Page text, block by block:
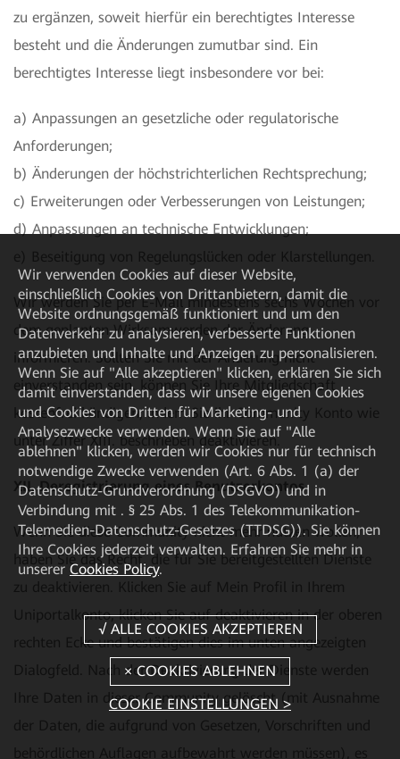
zu ergänzen, soweit hierfür ein berechtigtes Interesse
besteht und die Änderungen zumutbar sind. Ein
berechtigtes Interesse liegt insbesondere vor bei:
a) Anpassungen an gesetzliche oder regulatorische
Anforderungen;
b) Änderungen der höchstrichterlichen Rechtsprechung;
c) Erweiterungen oder Verbesserungen von Leistungen;
d) Anpassungen an technische Entwicklungen;
Wir werden Sie per E-Mail mindestens sechs Wochen vor
dem geplanten Wirksamwerden der Änderung
informieren. Sollten Sie mit der Änderung nicht
einverstanden sein, können Sie Ihre Mitgliedschaft
kostenfrei kündigen, indem Sie ihr Community Konto wie
unter Ziffer XIII. beschrieben deaktivieren.
XII. Deregistrierung eines Benutzerkontos
Wenn Sie diese Community nicht mehr nutzen wollen,
haben Sie das Recht, die für Sie bereitgestellten Dienste
Uniportalkonto, klicken Sie auf deaktivieren in der oberen
rechten Ecke und bestätigen dies im unten angezeigten
Dialogfeld. Nach der Deaktivierung der Dienste werden
Ihre Daten in dieser Community gelöscht (mit Ausnahme
Wir verwenden Cookies auf dieser Website,
einschließlich Cookies von Drittanbietern, damit die
Website ordnungsgemäß funktioniert und um den
Datenverkehr zu analysieren, verbesserte Funktionen
anzubieten und Inhalte und Anzeigen zu personalisieren.
Wenn Sie auf "Alle akzeptieren" klicken, erklären Sie sich
damit einverstanden, dass wir unsere eigenen Cookies
und Cookies von Dritten für Marketing- und
Analysezwecke verwenden. Wenn Sie auf "Alle
ablehnen" klicken, werden wir Cookies nur für technisch
notwendige Zwecke verwenden (Art. 6 Abs. 1 (a) der
Datenschutz-Grundverordnung (DSGVO) und in
Verbindung mit . § 25 Abs. 1 des Telekommunikation-
Telemedien-Datenschutz-Gesetzes (TTDSG)). Sie können
Ihre Cookies jederzeit verwalten. Erfahren Sie mehr in
unserer Cookies Policy.
COOKIE EINSTELLUNGEN >